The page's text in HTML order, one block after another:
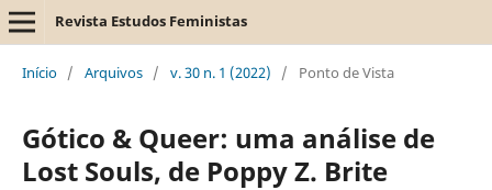
Revista Estudos Feministas
Início / Arquivos / v. 30 n. 1 (2022) / Ponto de Vista
Gótico & Queer: uma análise de
Lost Souls, de Poppy Z. Brite